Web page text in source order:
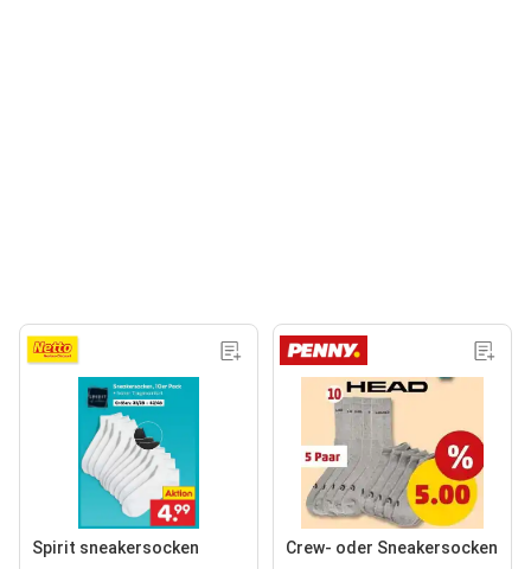
Spirit sneakersocken Crew- oder Sneakersocken